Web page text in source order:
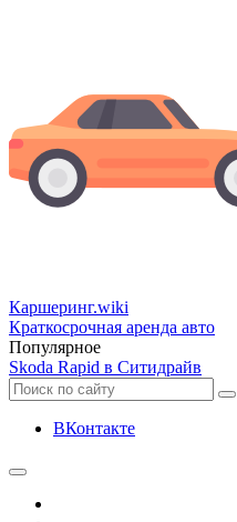
Каршеринг.wiki
Краткосрочная аренда авто
Популярное
Skoda Rapid в Ситидрайв
ВКонтакте